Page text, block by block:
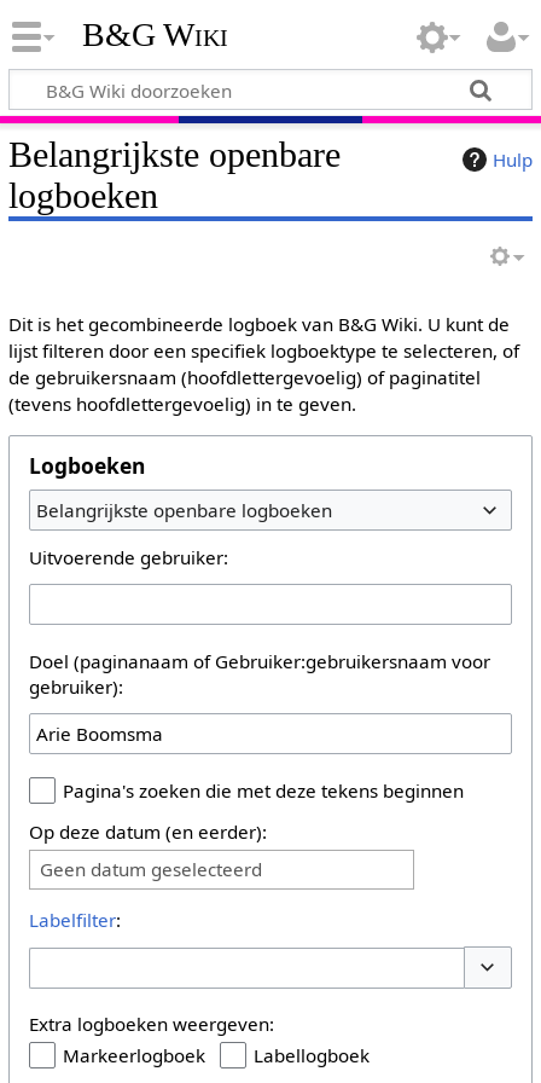
B&G Wiki
Hulp
Belangrijkste openbare
logboeken
Dit is het gecombineerde logboek van B&G Wiki. U kunt de
lijst filteren door een specifiek logboektype te selecteren, of
de gebruikersnaam (hoofdlettergevoelig) of paginatitel
(tevens hoofdlettergevoelig) in te geven.
Logboeken
Belangrijkste openbare logboeken
Uitvoerende gebruiker:
Doel (paginanaam of Gebruiker:gebruikersnaam voor
gebruiker):
Pagina's zoeken die met deze tekens beginnen
Op deze datum (en eerder):
Geen datum geselecteerd
Labelfilter:
Extra logboeken weergeven:
Markeerlogboek
Labellogboek